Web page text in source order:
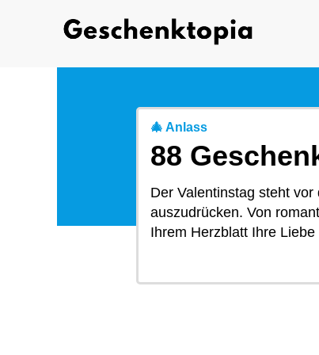
🎄 Anlass
88
Der Valentinstag steht
auszudrücken. Von
Ihrem Herzblatt Ihre